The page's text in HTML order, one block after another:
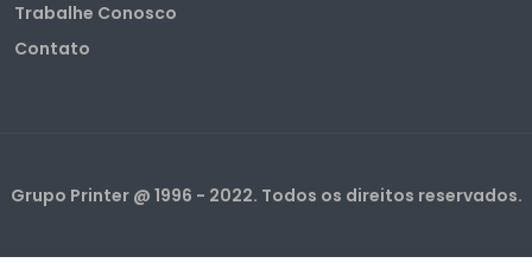
Trabalhe Conosco
Contato
Grupo Printer @ 1996 - 2022. Todos os direitos reservados.